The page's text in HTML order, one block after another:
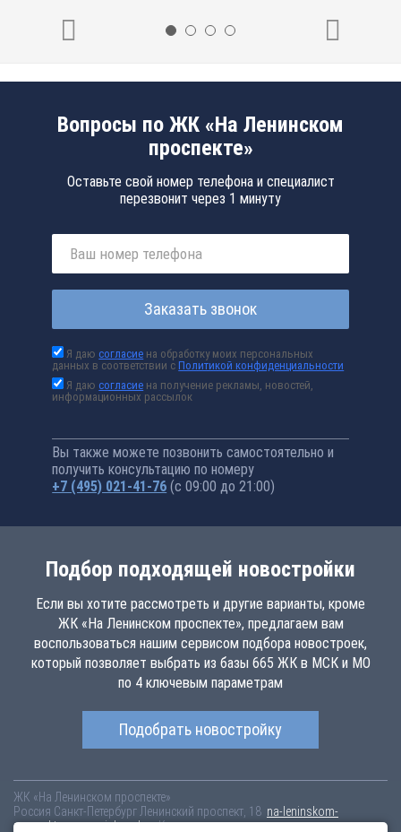
Вопросы по ЖК «На Ленинском
проспекте»
Оставьте свой номер телефона и специалист
перезвонит через 1 минуту
Заказать звонок
Я даюсогласие на обработку моих персональных
данных в соответствии сПолитикой конфиденциальности
Я даюсогласие на получение рекламы, новостей,
информационных рассылок
Вы также можете позвонить самостоятельно и
получить консультацию по номеру
+7 (495) 021-41-76 (с 09:00 до 21:00)
Подбор подходящей новостройки
Если вы хотите рассмотреть и другие варианты, кроме
ЖК «На Ленинском проспекте», предлагаем вам
воспользоваться нашим сервисом подбора новостроек,
который позволяет выбрать из базы 665 ЖК в МСК и МО
по 4 ключевым параметрам
Подобрать новостройку
ЖК «На Ленинском проспекте»
Россия Санкт-Петербург Ленинский проспект, 18 na-leninskom-
prospekte.novopoisk.msk.ruКупить квартиру в новом жилом комплексе